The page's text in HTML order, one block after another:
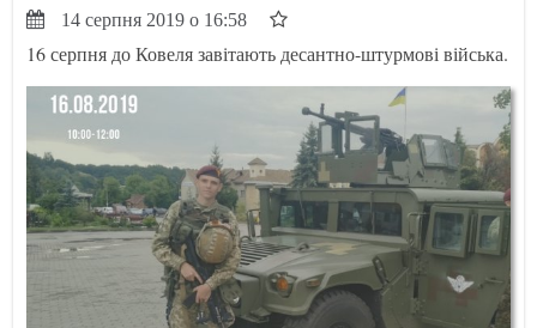
14 серпня 2019 о 16:58
16 серпня до Ковеля завітають десантно-штурмові війська.